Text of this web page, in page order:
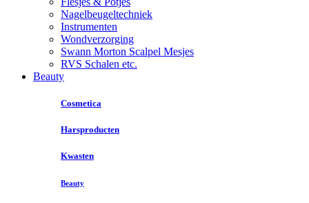
Nagelbeugeltechniek
Instrumenten
Wondverzorging
Swann Morton Scalpel Mesjes
RVS Schalen etc.
Beauty
Cosmetica
Harsproducten
Kwasten
Beauty